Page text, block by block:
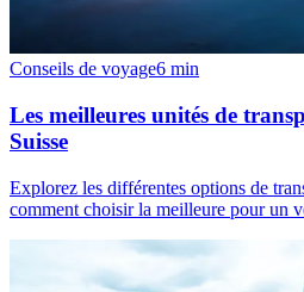
Conseils de voyage6 min
Les meilleures unités de
Suisse
Explorez les différentes options de
comment choisir la meilleure pour un